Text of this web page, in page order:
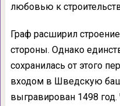
любовью к
Граф расширил
стороны. Однако
сохранилась от этого
входом в Шведскую
выгравирован 1498